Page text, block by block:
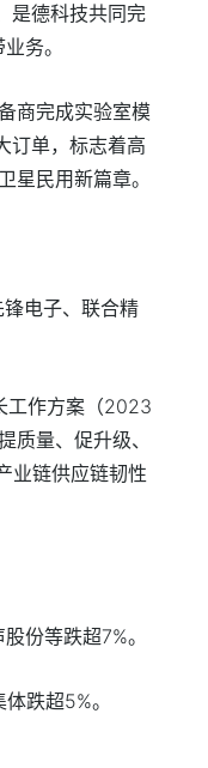
是德科技共同完
务。
商完成实验室模
订单，标志着高
民用新篇章。
电子、联合精
工作方案（2023
量、促升级、
业链供应链韧性
份等跌超7%。
跌超5%。